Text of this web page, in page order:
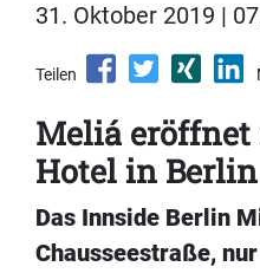
31. Oktober 2019 |
Teilen
Meliá
Hotel in Berlin
Das Innside Berlin
Chausseestraße,